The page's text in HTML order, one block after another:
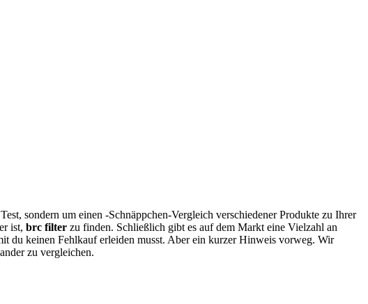
sondern um einen -Schnäppchen-Vergleich verschiedener Produkte zu Ihrer
ist, brc filter zu finden. Schließlich gibt es auf dem Markt eine Vielzahl an
du keinen Fehlkauf erleiden musst. Aber ein kurzer Hinweis vorweg. Wir
zu vergleichen.